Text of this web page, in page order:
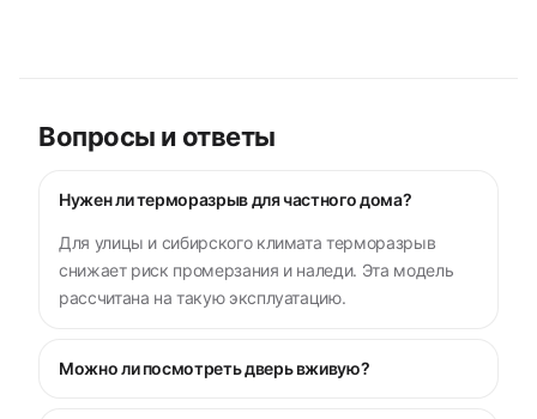
Вопросы и ответы
Нужен ли терморазрыв для частного дома?
Для улицы и сибирского климата терморазрыв
снижает риск промерзания и наледи. Эта модель
рассчитана на такую эксплуатацию.
Можно ли посмотреть дверь вживую?